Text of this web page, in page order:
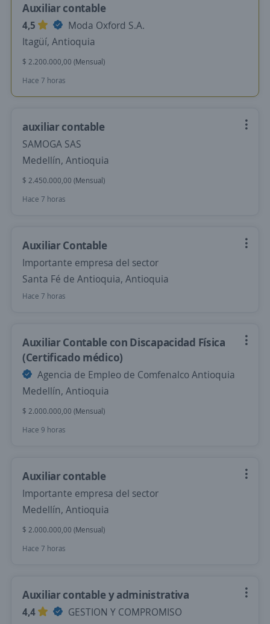
Auxiliar contable
4,5
Moda Oxford S.A.
Itagüí, Antioquia
$ 2.200.000,00 (Mensual)
Hace 7 horas
auxiliar contable
SAMOGA SAS
Medellín, Antioquia
$ 2.450.000,00 (Mensual)
Hace 7 horas
Auxiliar Contable
Importante empresa del sector
Santa Fé de Antioquia, Antioquia
Hace 7 horas
Auxiliar Contable con Discapacidad Física
(Certificado médico)
Agencia de Empleo de Comfenalco Antioquia
Medellín, Antioquia
$ 2.000.000,00 (Mensual)
Hace 9 horas
Auxiliar contable
Importante empresa del sector
Medellín, Antioquia
$ 2.000.000,00 (Mensual)
Hace 7 horas
Auxiliar contable y administrativa
4,4
GESTION Y COMPROMISO